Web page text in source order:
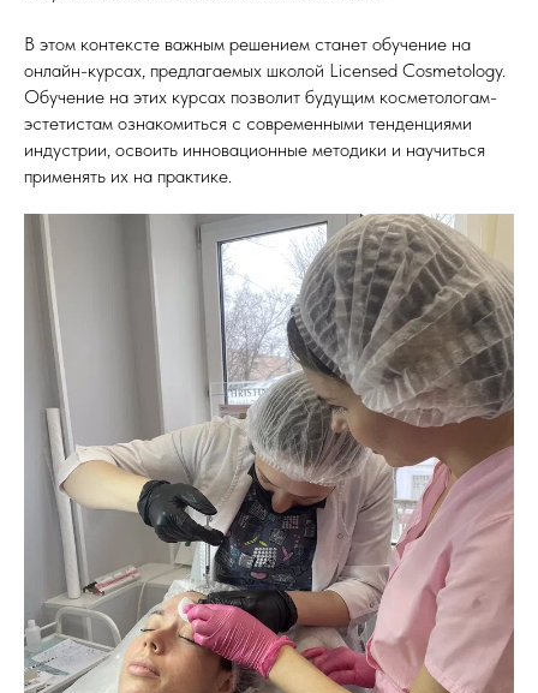
В этом контексте важным решением станет обучение на
онлайн-курсах, предлагаемых школой Licensed Cosmetology.
Обучение на этих курсах позволит будущим косметологам-
эстетистам ознакомиться с современными тенденциями
индустрии, освоить инновационные методики и научиться
применять их на практике.